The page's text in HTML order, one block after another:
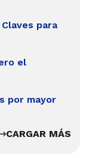
para
el
por mayor
CARGAR MÁS